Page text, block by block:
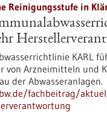
Reinigungsstufe in
KARL
Arzneimitteln und
der Abwasseranlagen.
fachbeitrag/